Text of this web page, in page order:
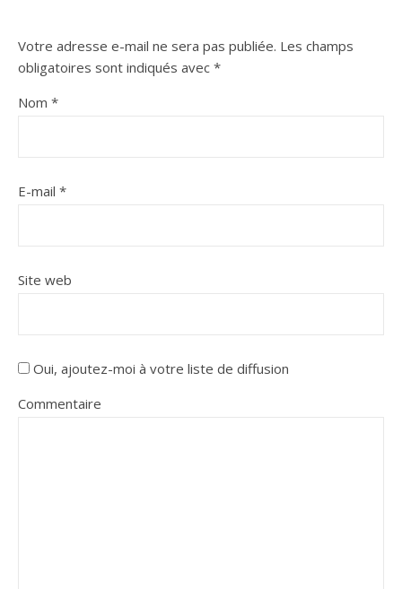
Votre adresse e-mail ne sera pas publiée. Les champs
obligatoires sont indiqués avec *
Nom *
E-mail *
Site web
Oui, ajoutez-moi à votre liste de diffusion
Commentaire